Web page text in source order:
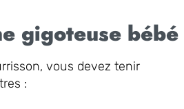
gigoteuse bébé
vous devez tenir
: